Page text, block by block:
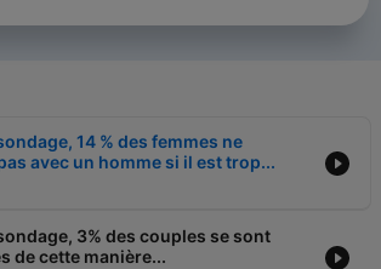
14 % des femmes ne
avec un homme si il est trop...
3% des couples se sont
de cette manière...